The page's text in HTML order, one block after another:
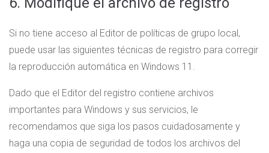
Si no tiene acceso al Editor de políticas de grupo local,
puede usar las siguientes técnicas de registro para corregir
la reproducción automática en Windows 11.
Dado que el Editor del registro contiene archivos
importantes para Windows y sus servicios, le
recomendamos que siga los pasos cuidadosamente y
haga una copia de seguridad de todos los archivos del